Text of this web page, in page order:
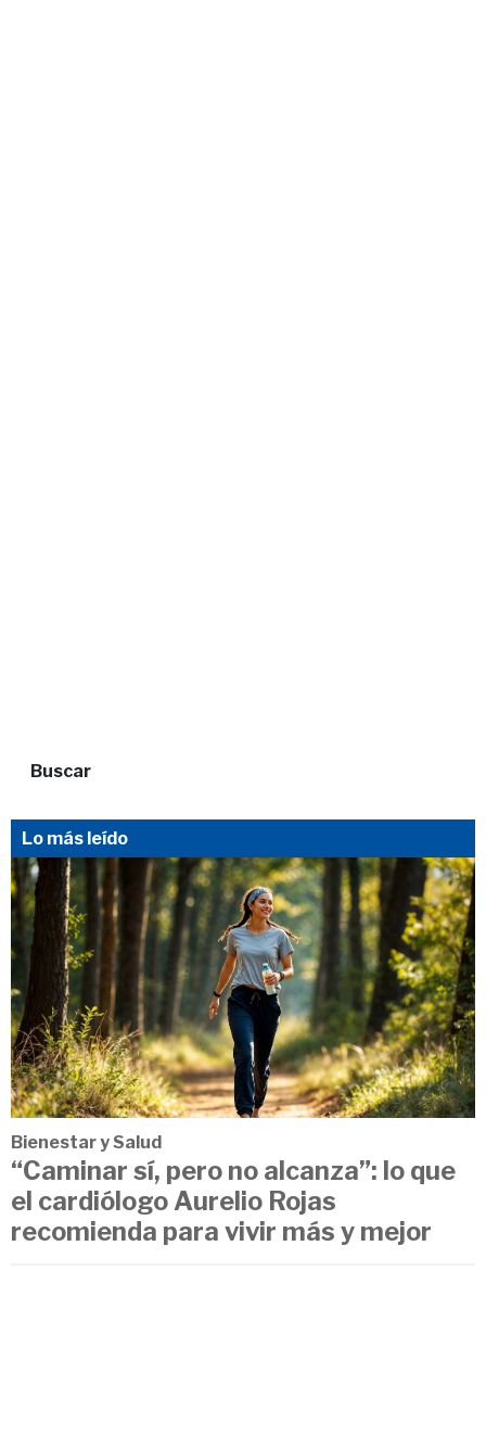
Buscar
Lo más leído
Bienestar y Salud
“Caminar sí, pero no alcanza”: lo que
el cardiólogo Aurelio Rojas
recomienda para vivir más y mejor